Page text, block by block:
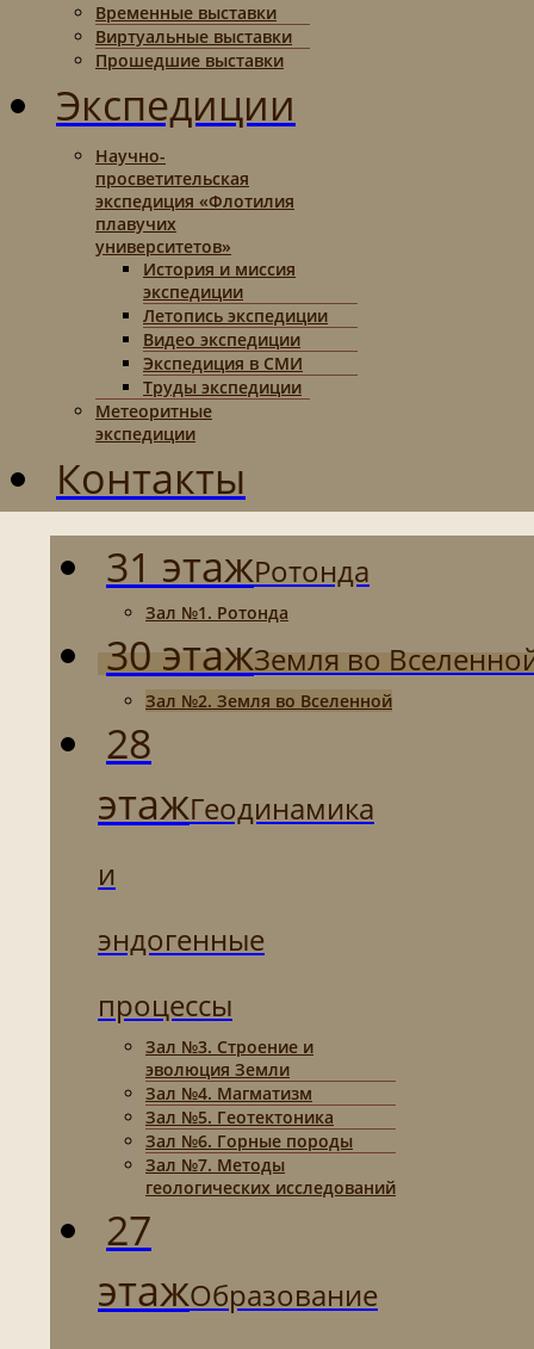
Временные выставки
Виртуальные выставки
Прошедшие выставки
Экспедиции
Научно-
просветительская
экспедиция «Флотилия
плавучих
университетов»
История и миссия
экспедиции
Летопись экспедиции
Видео экспедиции
Экспедиция в СМИ
Труды экспедиции
Метеоритные
экспедиции
Контакты
31 этажРотонда
Зал №1. Ротонда
30 этажЗемля во
Зал №2. Земля во Вселенной
28
этажГеодинамика
и
эндогенные
процессы
Зал №3. Строение и
эволюция Земли
Зал №4. Магматизм
Зал №5. Геотектоника
Зал №6. Горные породы
Зал №7. Методы
геологических исследований
27
этажОбразование